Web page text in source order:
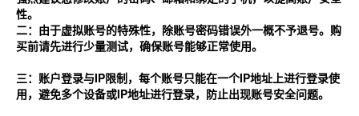
性。
二：由于虚拟账号的特殊性，除账号密码错误外一概不予退号。购
买前请先进行少量测试，确保账号能够正常使用。
三：账户登录与IP限制，每个账号只能在一个IP地址上进行登录使
用，避免多个设备或IP地址进行登录，防止出现账号安全问题。